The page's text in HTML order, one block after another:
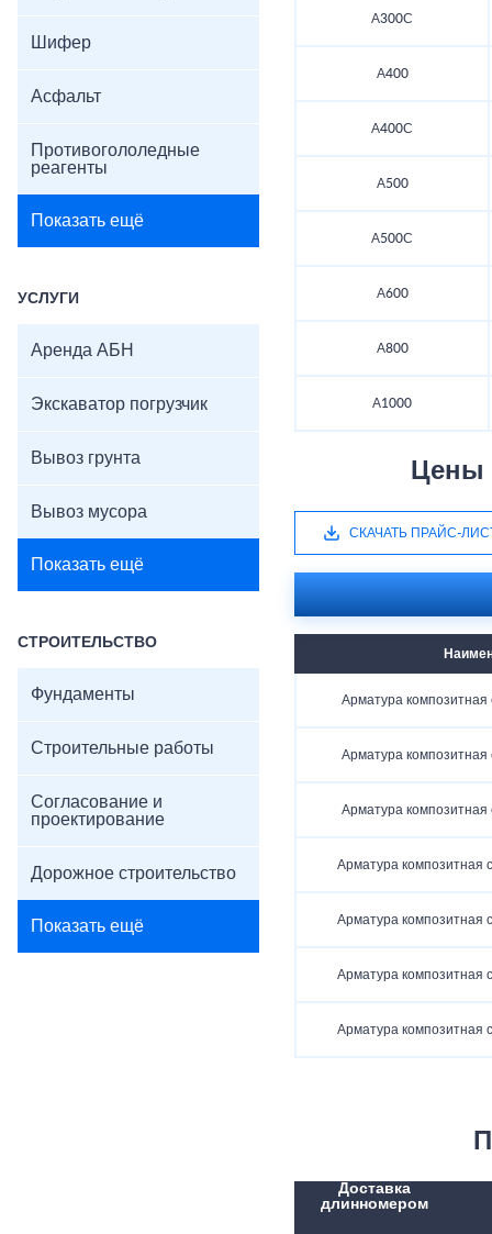
Шифер
Асфальт
Противогололедные
реагенты
Показать ещё
УСЛУГИ
Аренда АБН
Экскаватор погрузчик
Вывоз грунта
Вывоз мусора
Показать ещё
СТРОИТЕЛЬСТВО
Фундаменты
Строительные работы
Согласование и
проектирование
Дорожное строительство
Показать ещё
А300С
А400
А400С
А500
А500С
А600
А800
А1000
Цены
СКАЧАТЬ ПРАЙС-
Арматура композитная
Арматура композитная
Арматура композитная
Арматура композитная
Арматура композитная
Арматура композитная
Арматура композитная
Доставка
длинномером